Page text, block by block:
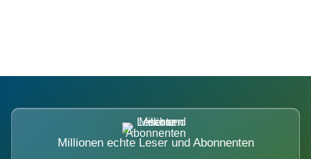
Millionen echte Leser und Abonnenten